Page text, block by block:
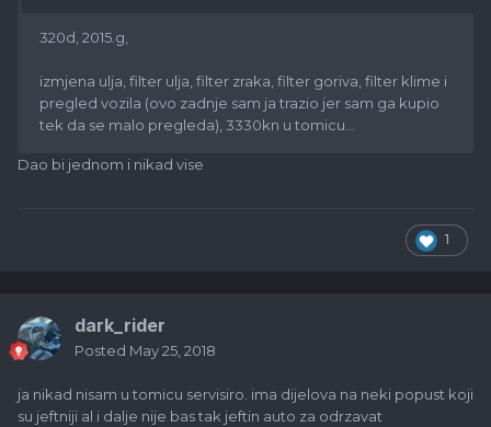
320d, 2015.g,
izmjena ulja, filter ulja, filter zraka, filter goriva, filter klime i
pregled vozila (ovo zadnje sam ja trazio jer sam ga kupio
tek da se malo pregleda), 3330kn u tomicu...
Dao bi jednom i nikad vise
1
dark_rider
Posted May 25, 2018
ja nikad nisam u tomicu servisiro. ima dijelova na neki popust koji
su jeftniji al i dalje nije bas tak jeftin auto za odrzavat